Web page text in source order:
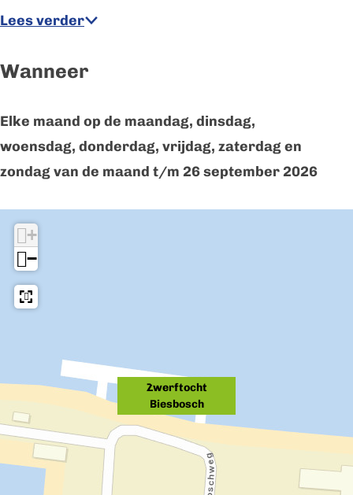
Lees verder
Wanneer
Elke maand op de maandag, dinsdag,
woensdag, donderdag, vrijdag, zaterdag en
zondag van de maand t/m 26 september 2026
Zwerftocht
Biesbosch
+
−